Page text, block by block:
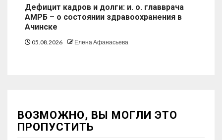
Дефицит кадров и долги: и. о. главврача
АМРБ – о состоянии здравоохранения в
Ачинске
05.08.2026 Елена Афанасьева
ВОЗМОЖНО, ВЫ МОГЛИ ЭТО
ПРОПУСТИТЬ